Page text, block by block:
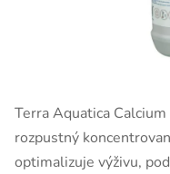
Terra Aquatica
rozpustný
optimalizuje výživu,